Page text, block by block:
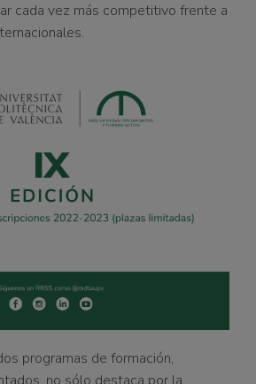
cada vez más competitivo frente a
programas de formación,